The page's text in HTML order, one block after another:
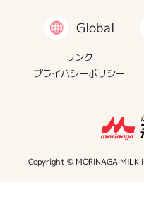
Global
リンク
プライバシーポリシー
Copyright © MORINAGA MILK